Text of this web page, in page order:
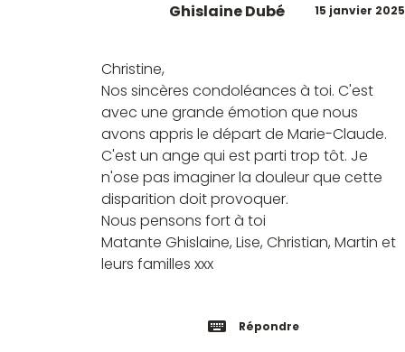
15 janvier 2025
Ghislaine Dubé
Christine,
Nos sincères condoléances à toi. C'est
avec une grande émotion que nous
avons appris le départ de Marie-Claude.
C'est un ange qui est parti trop tôt. Je
n'ose pas imaginer la douleur que cette
disparition doit provoquer.
Nous pensons fort à toi
Matante Ghislaine, Lise, Christian, Martin et
leurs familles xxx
Répondre